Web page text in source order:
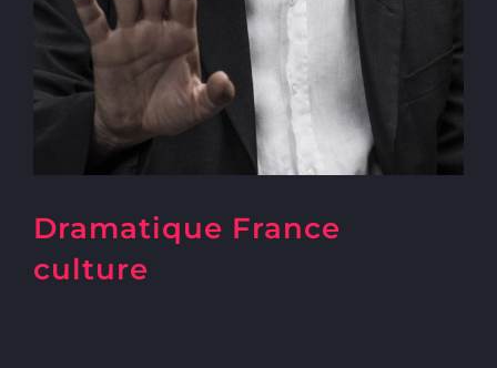
Dramatique France
culture